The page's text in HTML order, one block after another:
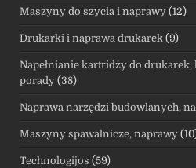
Maszyny do szycia i naprawy (12)
Drukarki i naprawa drukarek (9)
Napełnianie kartridży do
porady (38)
Naprawa narzędzi budowlanych,
Maszyny spawalnicze, naprawy
Technologijos (59)